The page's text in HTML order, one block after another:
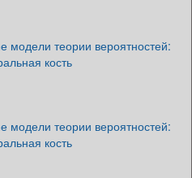
модели теории вероятностей:
кость
модели теории вероятностей:
кость